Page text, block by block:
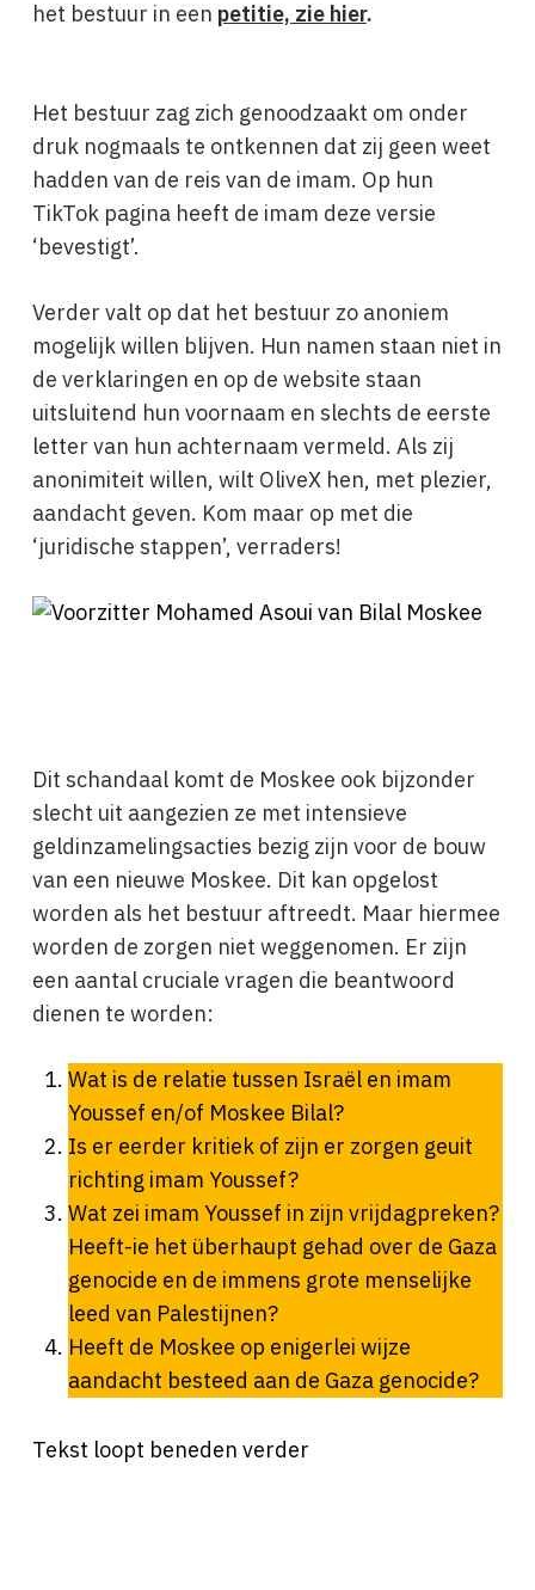
het bestuur in een petitie, zie hier.
Het bestuur zag zich genoodzaakt om onder
druk nogmaals te ontkennen dat zij geen weet
hadden van de reis van de imam. Op hun
TikTok pagina heeft de imam deze versie
‘bevestigt’.
Verder valt op dat het bestuur zo anoniem
mogelijk willen blijven. Hun namen staan niet in
de verklaringen en op de website staan
uitsluitend hun voornaam en slechts de eerste
letter van hun achternaam vermeld. Als zij
anonimiteit willen, wilt OliveX hen, met plezier,
aandacht geven. Kom maar op met die
‘juridische stappen’, verraders!
Dit schandaal komt de Moskee ook bijzonder
slecht uit aangezien ze met intensieve
geldinzamelingsacties bezig zijn voor de bouw
van een nieuwe Moskee. Dit kan opgelost
worden als het bestuur aftreedt. Maar hiermee
worden de zorgen niet weggenomen. Er zijn
een aantal cruciale vragen die beantwoord
dienen te worden:
Wat is de relatie tussen Israël en imam
Youssef en/of Moskee Bilal?
Is er eerder kritiek of zijn er zorgen geuit
richting imam Youssef?
Wat zei imam Youssef in zijn vrijdagpreken?
Heeft-ie het überhaupt gehad over de Gaza
genocide en de immens grote menselijke
leed van Palestijnen?
Heeft de Moskee op enigerlei wijze
aandacht besteed aan de Gaza genocide?
Tekst loopt beneden verder